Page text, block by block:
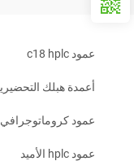
عمود c18 hplc
أعمدة هبلك
عمود
عمود hplc الأميد